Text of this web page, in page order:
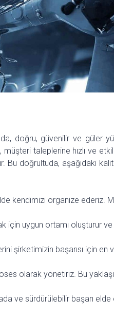
doğru, güvenilir ve güler
müşteri taleplerine hızlı ve
Bu doğrultuda, aşağıdaki
kendimizi organize ederiz.
için uygun ortamı oluşturur
şirketimizin başarısı için en
olarak yönetiriz. Bu
ve sürdürülebilir başarı